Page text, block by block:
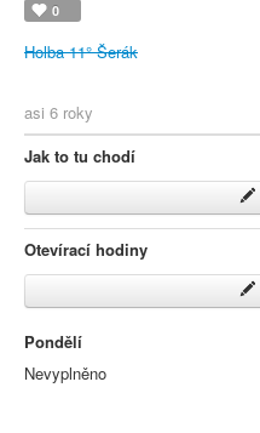
0
Holba 11° Šerák
asi 6 roky
Jak to tu chodí
Otevírací hodiny
Pondělí
Nevyplněno